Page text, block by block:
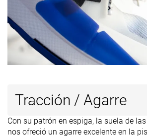
Tracción / Agarre
Con su patrón en espiga, la suela de
nos ofreció un agarre excelente en la